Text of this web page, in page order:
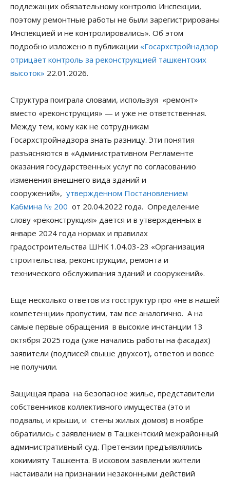
подлежащих обязательному контролю Инспекции,
поэтому ремонтные работы не были зарегистрированы
Инспекцией и не контролировались». Об этом
подробно изложено в публикации «Госархстройнадзор
отрицает контроль за реконструкцией ташкентских
высоток» 22.01.2026.
Структура поиграла словами, используя «ремонт»
вместо «реконструкция» — и уже не ответственная.
Между тем, кому как не сотрудникам
Госархстройнадзора знать разницу. Эти понятия
разъясняются в «Административном Регламенте
оказания государственных услуг по согласованию
изменения внешнего вида зданий и
сооружений», утвержденном Постановлением
Кабмина № 200 от 20.04.2022 года. Определение
слову «реконструкция» дается и в утвержденных в
январе 2024 года нормах и правилах
градостроительства ШНК 1.04.03-23 ​​«Организация
строительства, реконструкции, ремонта и
технического обслуживания зданий и сооружений».
Еще несколько ответов из госструктур про «не в нашей
компетенции» пропустим, там все аналогично. А на
самые первые обращения в высокие инстанции 13
октября 2025 года (уже начались работы на фасадах)
заявители (подписей свыше двухсот), ответов и вовсе
не получили.
Защищая права на безопасное жилье, представители
собственников коллективного имущества (это и
подвалы, и крыши, и стены жилых домов) в ноябре
обратились с заявлением в Ташкентский межрайонный
административный суд. Претензии предъявлялись
хокимияту Ташкента. В исковом заявлении жители
настаивали на признании незаконными действий